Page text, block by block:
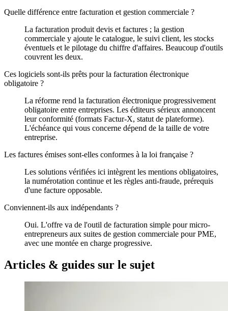
Quelle différence entre facturation et gestion commerciale ?
La facturation produit devis et factures ; la gestion
commerciale y ajoute le catalogue, le suivi client, les stocks
éventuels et le pilotage du chiffre d'affaires. Beaucoup d'outils
couvrent les deux.
Ces logiciels sont-ils prêts pour la facturation électronique
obligatoire ?
La réforme rend la facturation électronique progressivement
obligatoire entre entreprises. Les éditeurs sérieux annoncent
leur conformité (formats Factur-X, statut de plateforme).
L'échéance qui vous concerne dépend de la taille de votre
entreprise.
Les factures émises sont-elles conformes à la loi française ?
Les solutions vérifiées ici intègrent les mentions obligatoires,
la numérotation continue et les règles anti-fraude, prérequis
d'une facture opposable.
Conviennent-ils aux indépendants ?
Oui. L'offre va de l'outil de facturation simple pour micro-
entrepreneurs aux suites de gestion commerciale pour PME,
avec une montée en charge progressive.
Articles & guides sur le sujet